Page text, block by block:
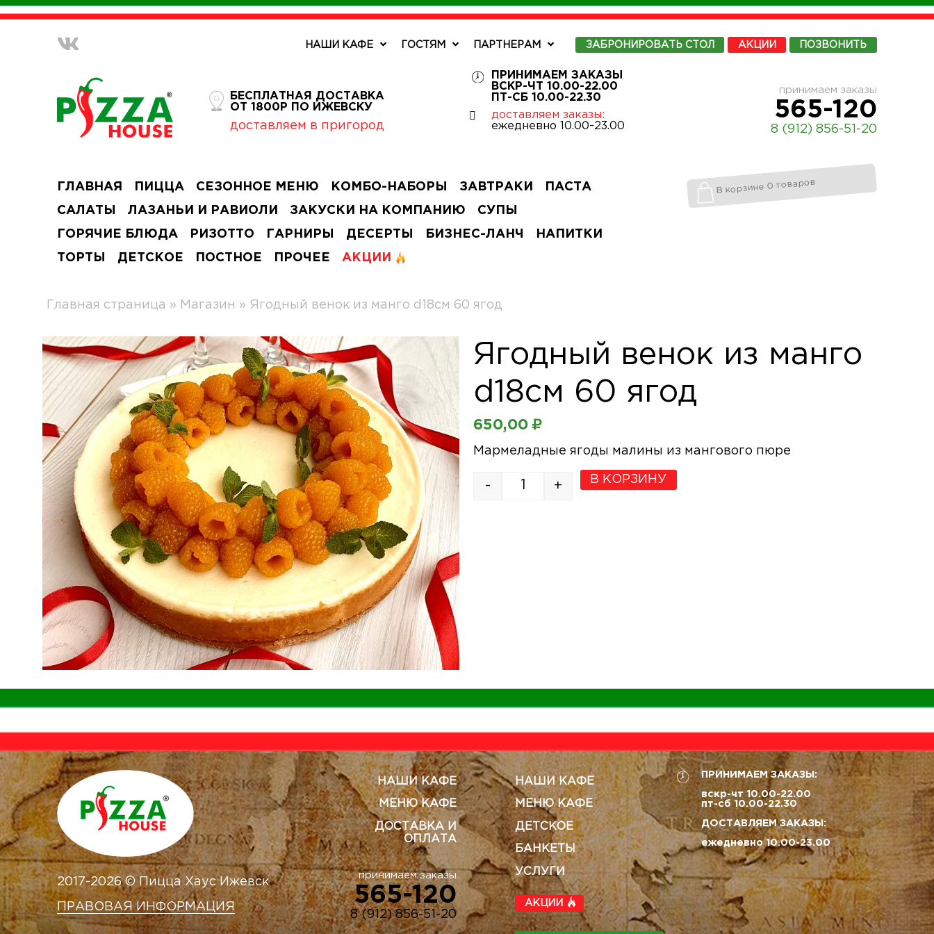
НАШИ КАФЕ ГОСТЯМ ПАРТНЕРАМ ЗАБРОНИРОВАТЬ СТОЛ АКЦИИ ПОЗВОНИТЬ
БЕСПЛАТНАЯ ДОСТАВКА
ОТ 1800Р ПО ИЖЕВСКУ
доставляем в пригород
ПРИНИМАЕМ ЗАКАЗЫ
ВСКР-ЧТ 10.00-22.00
ПТ-СБ 10.00-22.30
доставляем заказы:
ежедневно 10.00-23.00
принимаем заказы
565-120
8 (912) 856-51-20
ГЛАВНАЯ ПИЦЦА СЕЗОННОЕ МЕНЮ КОМБО-НАБОРЫ ЗАВТРАКИ ПАСТА
САЛАТЫ ЛАЗАНЬИ И РАВИОЛИ ЗАКУСКИ НА КОМПАНИЮ СУПЫ
ГОРЯЧИЕ БЛЮДА РИЗОТТО ГАРНИРЫ ДЕСЕРТЫ БИЗНЕС-ЛАНЧ НАПИТКИ
ТОРТЫ ДЕТСКОЕ ПОСТНОЕ ПРОЧЕЕ АКЦИИ
В корзине 0 товаров
Главная страница » Магазин » Ягодный венок из манго d18см 60 ягод
Ягодный венок из манго
d18см 60 ягод
650,00 ₽
Мармеладные ягоды малины из мангового пюре
- + В КОРЗИНУ
2017-2026 © Пицца Хаус Ижевск
ПРАВОВАЯ ИНФОРМАЦИЯ
НАШИ КАФЕ
МЕНЮ КАФЕ
ДОСТАВКА И
ОПЛАТА
принимаем заказы
565-120
8 (912) 856-51-20
НАШИ КАФЕ
МЕНЮ КАФЕ
ДЕТСКОЕ
БАНКЕТЫ
УСЛУГИ
АКЦИИ
ПРИНИМАЕМ ЗАКАЗЫ:
вскр-чт 10.00-22.00
пт-сб 10.00-22.30
ДОСТАВЛЯЕМ ЗАКАЗЫ:
ежедневно 10.00-23.00